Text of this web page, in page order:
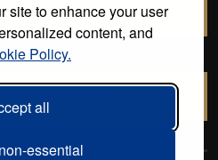
site to enhance your user
content, and
Policy.
all
essential